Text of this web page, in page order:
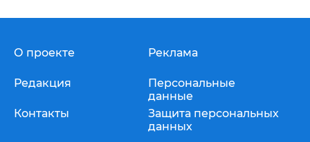
О проекте
Редакция
Контакты
Реклама
Персональные
данные
Защита персональных
данных